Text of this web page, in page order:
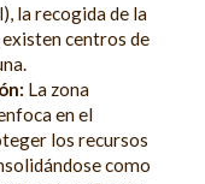
la recogida de la
existen centros de
La zona
en el
los recursos
como